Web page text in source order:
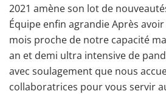
2021 amène son lot de
Équipe enfin agrandie Après
mois proche de notre capacité
an et demi ultra intensive de
avec soulagement que nous
collaboratrices pour vous servir